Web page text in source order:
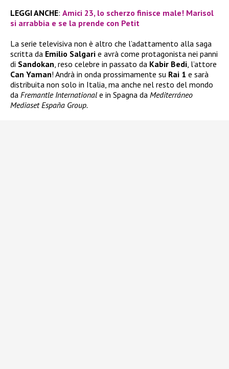
LEGGI ANCHE: Amici 23, lo scherzo finisce male! Marisol
si arrabbia e se la prende con Petit
La serie televisiva non è altro che l’adattamento alla saga
scritta da Emilio Salgari e avrà come protagonista nei panni
di Sandokan, reso celebre in passato da Kabir Bedi, l’attore
Can Yaman! Andrà in onda prossimamente su Rai 1 e sarà
distribuita non solo in Italia, ma anche nel resto del mondo
da Fremantle International e in Spagna da Mediterráneo
Mediaset España Group.